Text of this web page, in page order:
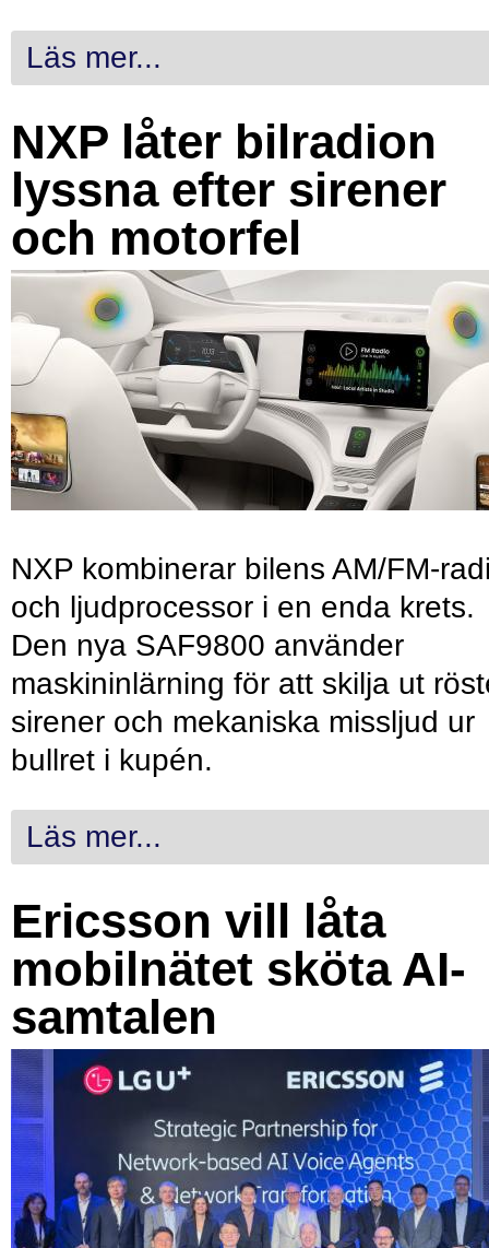
Läs mer...
NXP låter bilradion
lyssna efter sirener
och motorfel
NXP kombinerar bilens AM/FM-
och ljudprocessor i en enda krets.
Den nya SAF9800 använder
maskininlärning för att skilja ut
sirener och mekaniska missljud ur
bullret i kupén.
Läs mer...
Ericsson vill låta
mobilnätet sköta AI-
samtalen